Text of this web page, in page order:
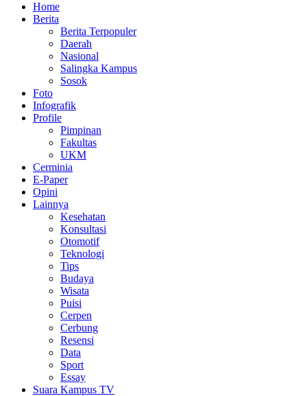
Home
Berita
Berita Terpopuler
Daerah
Nasional
Salingka Kampus
Sosok
Foto
Infografik
Profile
Pimpinan
Fakultas
UKM
Cerminia
E-Paper
Opini
Lainnya
Kesehatan
Konsultasi
Otomotif
Teknologi
Tips
Budaya
Wisata
Puisi
Cerpen
Cerbung
Resensi
Data
Sport
Essay
Suara Kampus TV